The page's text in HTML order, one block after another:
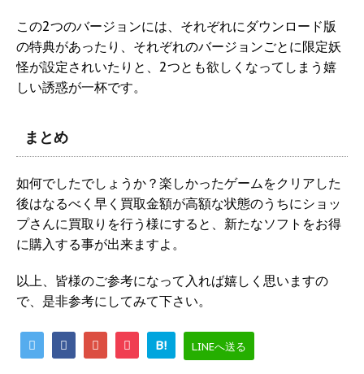
この2つのバージョンには、それぞれにダウンロード版
の特典があったり、それぞれのバージョンごとに限定妖
怪が設定されいたりと、2つとも欲しくなってしまう嬉
しい誘惑が一杯です。
まとめ
如何でしたでしょうか？楽しかったゲームをクリアした
後はなるべく早く買取金額が高額な状態のうちにショッ
プさんに買取りを行う様にすると、新たなソフトをお得
に購入する事が出来ますよ。
以上、皆様のご参考になって入れば嬉しく思いますの
で、是非参考にしてみて下さい。
B! LINEへ送る